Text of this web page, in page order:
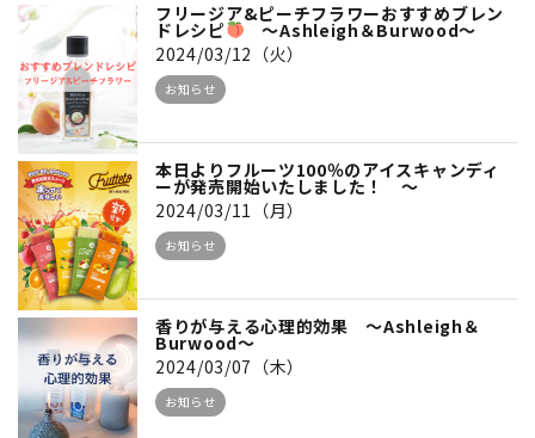
フリージア&ピーチフラワーおすすめブレン
ドレシピ
～Ashleigh＆Burwood～
2024/03/12（火）
お知らせ
本日よりフルーツ100％のアイスキャンディ
ーが発売開始いたしました！ ～
2024/03/11（月）
お知らせ
香りが与える心理的効果 ～Ashleigh＆
Burwood～
2024/03/07（木）
お知らせ